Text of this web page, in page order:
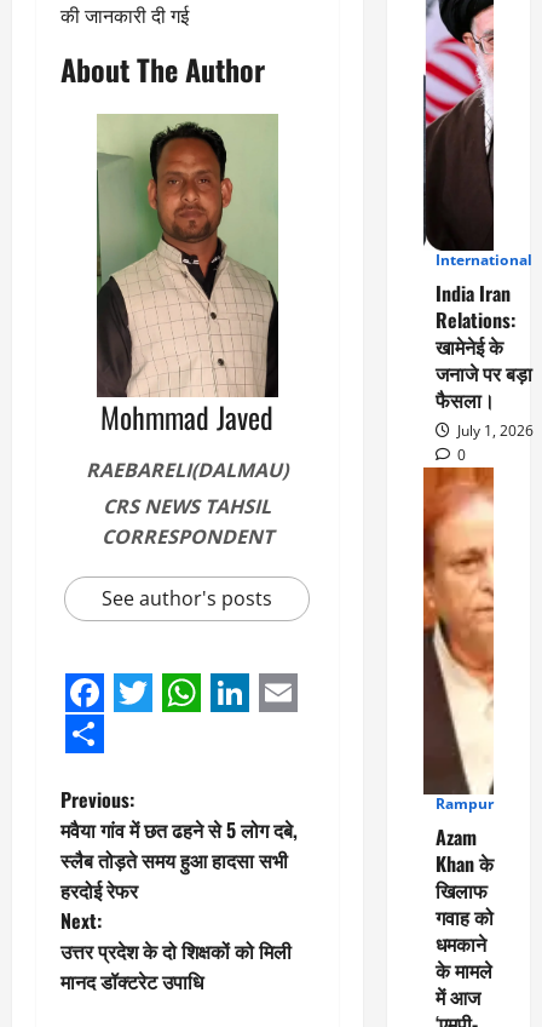
की जानकारी दी गई
About The Author
Mohmmad Javed
RAEBARELI(DALMAU)
CRS NEWS TAHSIL
CORRESPONDENT
See author's posts
Facebook
P
o
s
t
Previous:
मवैया गांव में छत ढहने से 5 लोग दबे,
स्लैब तोड़ते समय हुआ हादसा सभी
हरदोई रेफर
Next:
उत्तर प्रदेश के दो शिक्षकों को मिली
मानद डॉक्टरेट उपाधि
International
India Iran
Relations:
खामेनेई के
जनाजे पर बड़ा
फैसला।
July 1, 2026
0
Rampur
Azam
Khan के
खिलाफ
गवाह को
धमकाने
के मामले
में आज